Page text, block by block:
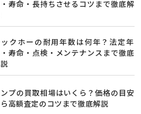
寿命・長持ちさせるコツまで徹底解
クホーの耐用年数は何年？法定年
寿命・点検・メンテナンスまで徹底
プの買取相場はいくら？価格の目安
高額査定のコツまで徹底解説